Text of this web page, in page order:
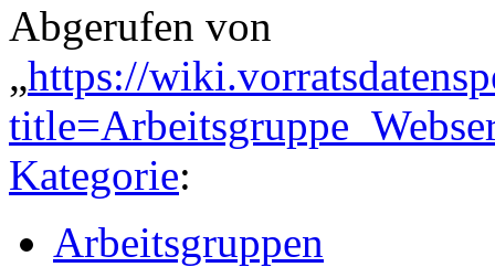
Abgerufen von
„https://
Kategorie:
Arbeitsgruppen